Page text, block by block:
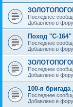
Последнее
Добавлено в
Поход "С-164"
Последнее
Добавлено в
Последнее
Добавлено в
100-я
Последнее
Добавлено в